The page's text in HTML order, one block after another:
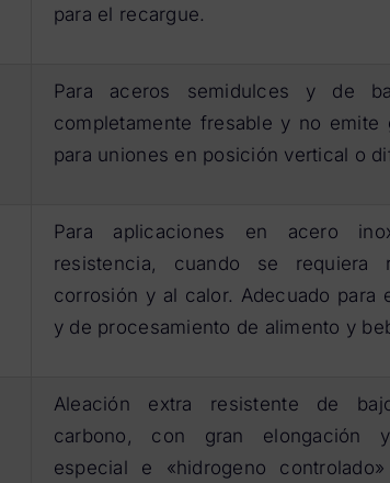
para el recargue.
Para aceros semidulces y de
completamente fresable y no emite
para uniones en posición vertical o
Para aplicaciones en acero
resistencia, cuando se requiera
corrosión y al calor. Adecuado para
y de procesamiento de alimento y
Aleación extra resistente de
carbono, con gran elongación
especial e «hidrogeno